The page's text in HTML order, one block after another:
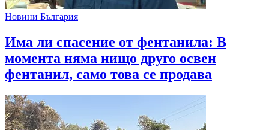
Новини България
Има ли спасение от фентанила: В
момента няма нищо друго освен
фентанил, само това се продава